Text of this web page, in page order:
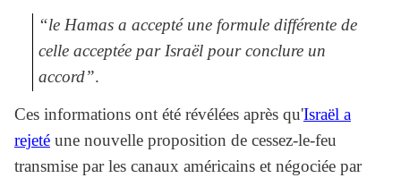
“le Hamas a accepté une formule différente de
celle acceptée par Israël pour conclure un
accord”.
Ces informations ont été révélées après qu'Israël a
rejeté une nouvelle proposition de cessez-le-feu
transmise par les canaux américains et négociée par